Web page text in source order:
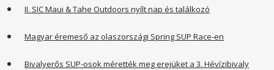
II. SIC Maui & Tahe Outdoors nyílt nap és találkozó
Magyar éremeső az olaszországi Spring SUP Race-en
Bivalyerős SUP-osok mérették meg erejüket a 3. Hévízibivaly